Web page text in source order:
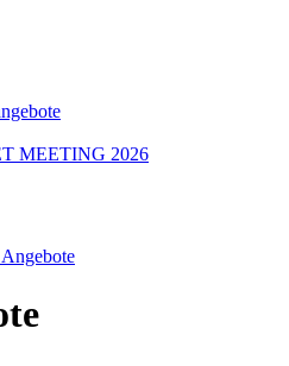
MEETING 2026